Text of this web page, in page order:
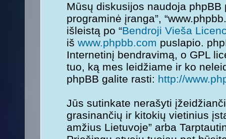
Mūsų diskusijos naudoja phpBB
programinė įranga”,
išleistą po “Bendroji Vieša
iš www.phpbb.com puslapio.
Internetinį bendravimą, o GPL
tuo, ką mes leidžiame ir ko
phpBB galite rasti: http://
Jūs sutinkate nerašyti
grasinančių ir kitokių vietinius
amžius Lietuvoje” arba